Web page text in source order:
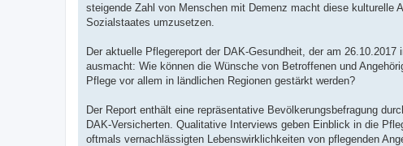
steigende Zahl von Menschen mit Demenz macht diese kulturelle
Sozialstaates umzusetzen.
Der aktuelle Pflegereport der DAK-Gesundheit, der am
ausmacht: Wie können die Wünsche von Betroffenen und
Pflege vor allem in ländlichen Regionen gestärkt werden?
Der Report enthält eine repräsentative Bevölkerungsbefragung
DAK-Versicherten. Qualitative Interviews geben Einblick in die
oftmals vernachlässigten Lebenswirklichkeiten von pflegenden